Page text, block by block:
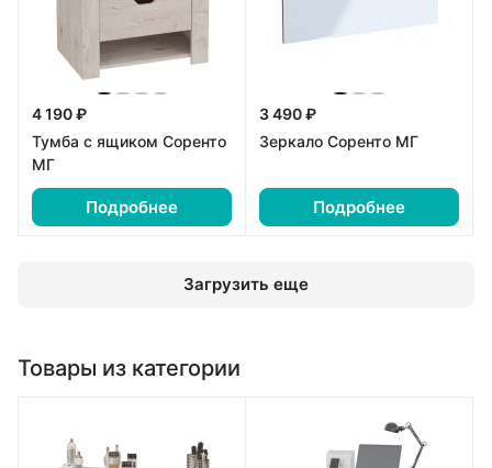
4 190 ₽
Тумба с ящиком Соренто
МГ
Подробнее
3 490 ₽
Зеркало Соренто МГ
Подробнее
Загрузить еще
Товары из категории